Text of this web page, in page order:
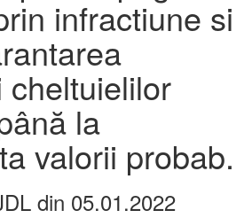
infractiune si
cheltuielilor
la
valorii probab.
din 05.01.2022